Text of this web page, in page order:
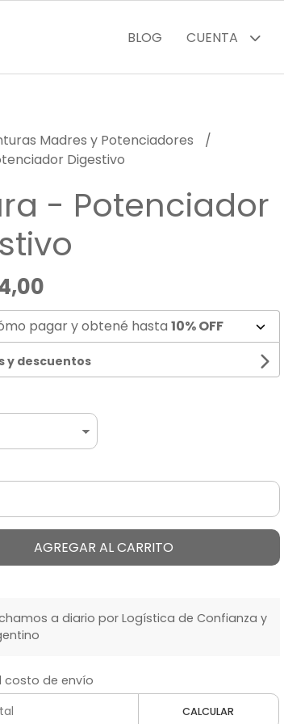
BLOG CUENTA
Madres y Potenciadores
Digestivo
- Potenciador
pagar y obtené hasta 10% OFF
y descuentos
AGREGAR AL CARRITO
a diario por Logística de Confianza y
costo de envío
CALCULAR